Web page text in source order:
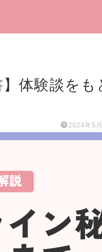
体験談をも
2024年5